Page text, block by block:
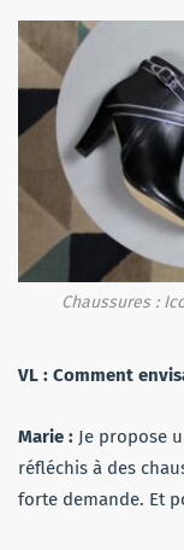
Chaussures :
VL : Comment
Marie : Je propose
réfléchis à des
forte demande. Et